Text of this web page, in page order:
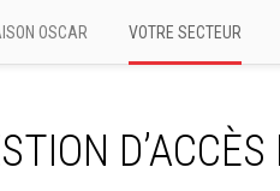
OSCAR VOTRE SECTEUR